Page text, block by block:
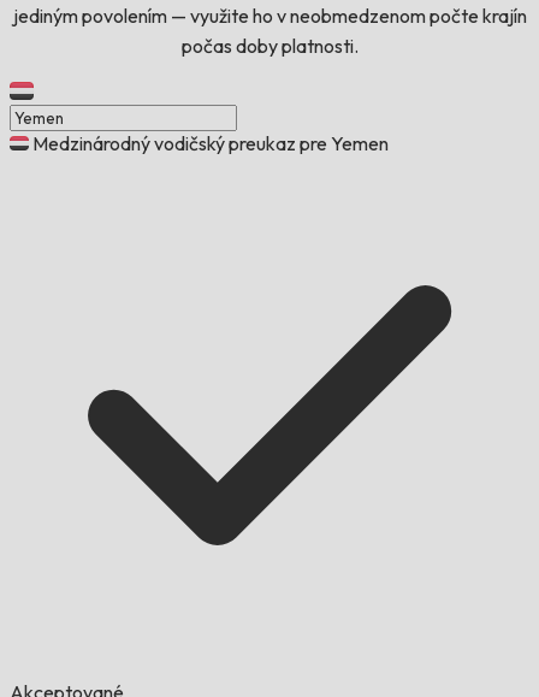
jediným povolením — využite ho v neobmedzenom počte krajín
počas doby platnosti.
Medzinárodný vodičský preukaz pre Yemen